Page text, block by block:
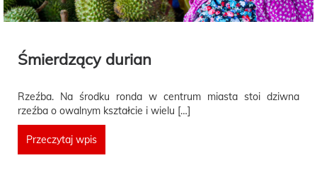
Śmierdzący durian
Rzeźba. Na środku ronda w centrum miasta stoi dziwna
rzeźba o owalnym kształcie i wielu […]
Przeczytaj wpis